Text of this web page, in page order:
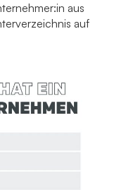
aus
auf